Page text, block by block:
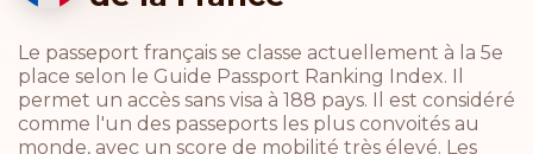
Le passeport français se classe actuellement à la 5e
place selon le Guide Passport Ranking Index. Il
permet un accès sans visa à 188 pays. Il est considéré
comme l'un des passeports les plus convoités au
monde, avec un score de mobilité très élevé. Les